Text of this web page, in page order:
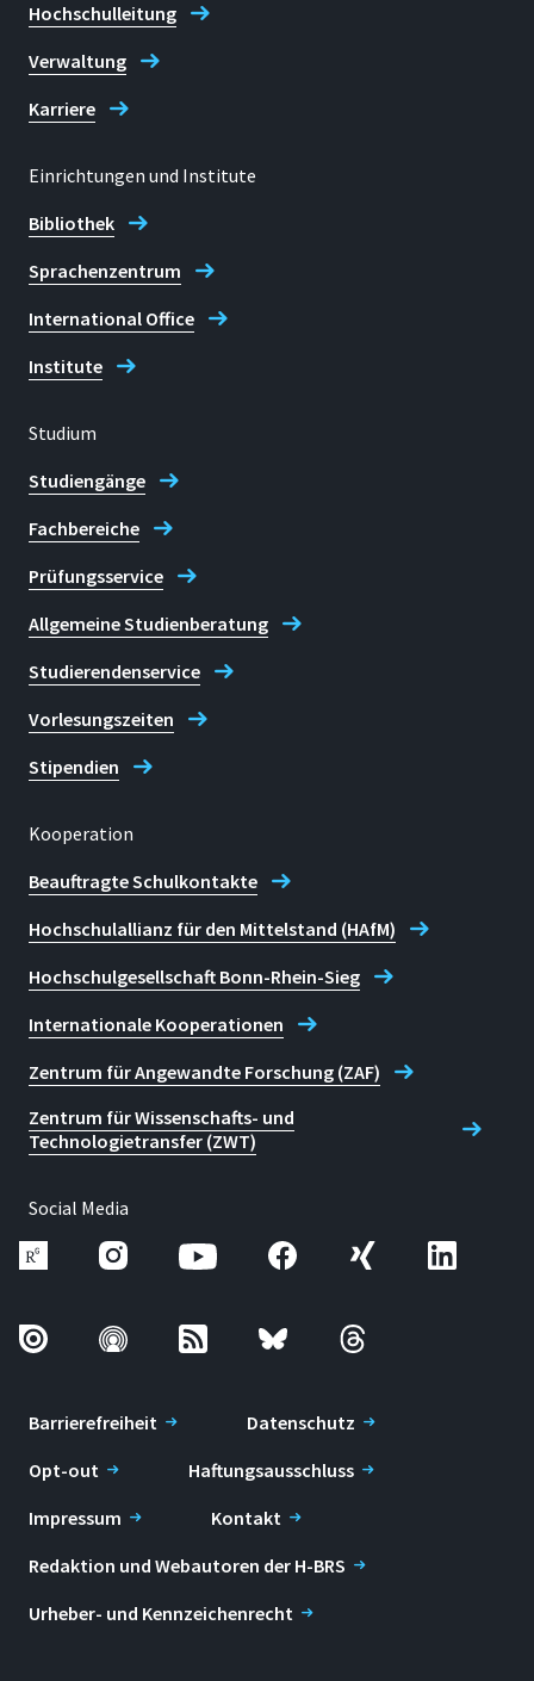
Grantham-Allee 20
53757, Sankt Augustin
+49 2241 865 9652
Fax
+49 2241 865 8952
Dominik Pieper
Hochschulleitung
Verwaltung
Karriere
Einrichtungen und Institute
Bibliothek
Sprachenzentrum
International Office
Institute
Studium
Studiengänge
Fachbereiche
Prüfungsservice
Allgemeine Studienberatung
Studierendenservice
Vorlesungszeiten
Stipendien
Kooperation
Beauftragte Schulkontakte
Hochschulallianz für den Mittelstand (HAfM)
Hochschulgesellschaft Bonn-Rhein-Sieg
Internationale Kooperationen
Zentrum für Angewandte Forschung (ZAF)
Zentrum für Wissenschafts- und
Technologietransfer (ZWT)
Social Media
Barrierefreiheit
Datenschutz
Opt-out
Haftungsausschluss
Impressum
Kontakt
Redaktion und Webautoren der H-BRS
Urheber- und Kennzeichenrecht